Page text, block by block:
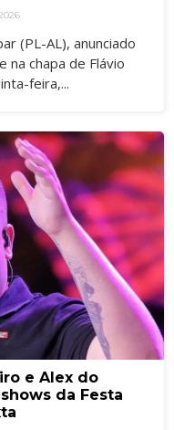
(PL-AL), anunciado
na chapa de Flávio
feira,...
e Alex do
da Festa